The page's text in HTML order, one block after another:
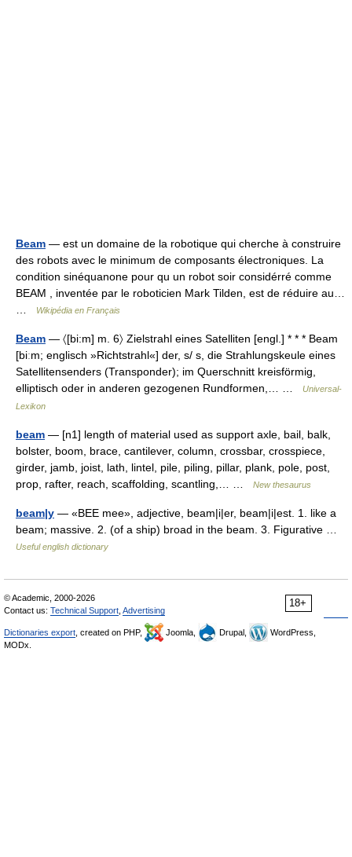
Beam — est un domaine de la robotique qui cherche à construire
des robots avec le minimum de composants électroniques. La
condition sinéquanone pour qu un robot soir considérré comme
BEAM , inventée par le roboticien Mark Tilden, est de réduire au…
Wikipédia en Français
Beam — 〈[bi:m] m. 6〉 Zielstrahl eines Satelliten [engl.] * * * Beam
[biːm; englisch »Richtstrahl«] der, s/ s, die Strahlungskeule eines
Satellitensenders (Transponder); im Querschnitt kreisförmig,
elliptisch oder in anderen gezogenen Rundformen,… …
Universal-
Lexikon
beam — [n1] length of material used as support axle, bail, balk,
bolster, boom, brace, cantilever, column, crossbar, crosspiece,
girder, jamb, joist, lath, lintel, pile, piling, pillar, plank, pole, post,
prop, rafter, reach, scaffolding, scantling,… …
New thesaurus
beam|y — «BEE mee», adjective, beam|i|er, beam|i|est. 1. like a
beam; massive. 2. (of a ship) broad in the beam. 3. Figurative …
Useful english dictionary
18+
© Academic, 2000-2026
Contact us: Technical Support Advertising
Dictionaries export , created on PHP, Joomla, Drupal,
WordPress,
MODx.